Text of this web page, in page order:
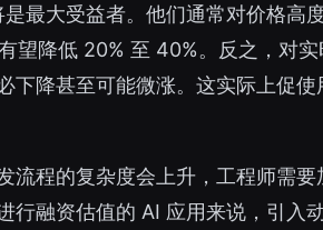
最大受益者。他们通常对价格
望降低 20% 至 40%。反之，对
下降甚至可能微涨。这实际上促
流程的复杂度会上升，工程师需
行融资估值的 AI 应用来说，引入